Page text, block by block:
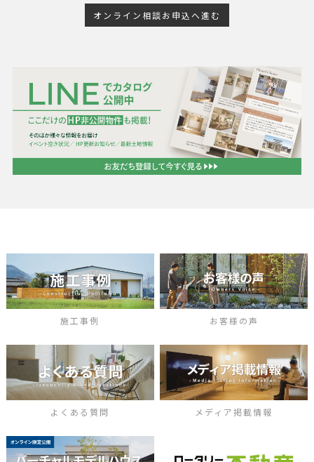
オンライン相談お申込へ進む
施工事例 お客様の声
よくある質問 メディア掲載情報